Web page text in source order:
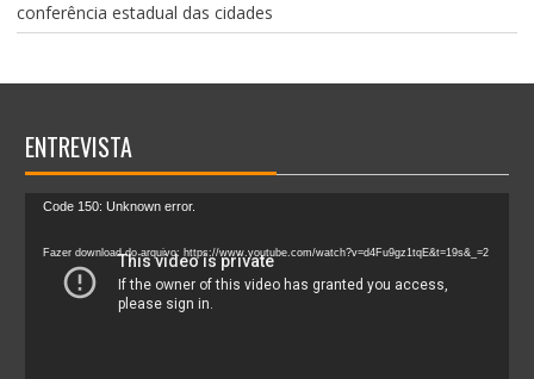
conferência estadual das cidades
ENTREVISTA
Tocador
vídeo
Code 150: Unknown error.
Fazer download do arquivo: https://www.youtube.com/watch?v=d4Fu9gz1tqE&t=19s&_=2